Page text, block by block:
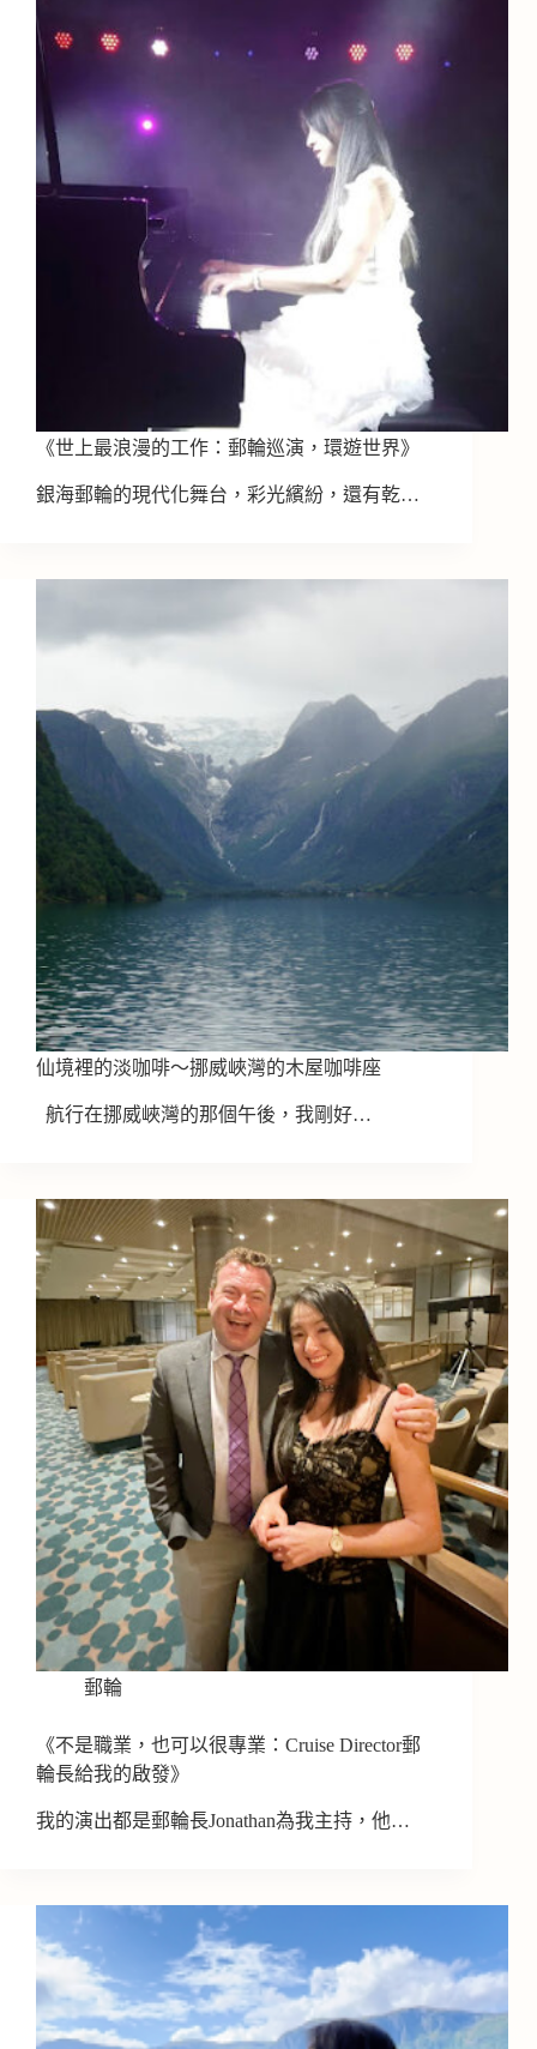
《世上最浪漫的工作：郵輪巡演，環遊世界》
銀海郵輪的現代化舞台，彩光繽紛，還有乾…
仙境裡的淡咖啡～挪威峽灣的木屋咖啡座
航行在挪威峽灣的那個午後，我剛好…
郵輪
《不是職業，也可以很專業：Cruise Director郵
輪長給我的啟發》
我的演出都是郵輪長Jonathan為我主持，他…